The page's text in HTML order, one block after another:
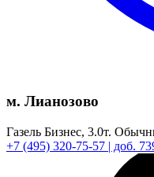
м. Лианозово
Газель Бизнес, 3.0т.
+7 (495) 320-75-57 | доб.